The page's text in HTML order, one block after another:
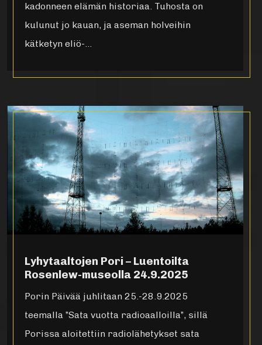
kadonneen elämän historiaa. Tuhosta on
kulunut jo kauan, ja aseman holveihin
kätketyn eliö-…
Lyhytaaltojen Pori – Luentoilta
Rosenlew-museolla 24.9.2025
Porin Päivää juhlitaan 25.-28.9.2025
teemalla ”Sata vuotta radioaalloilla”, sillä
Porissa aloitettiin radiolähetykset sata